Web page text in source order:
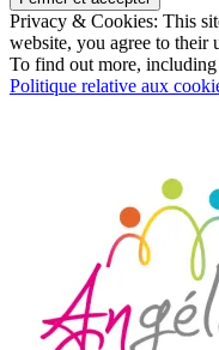
Privacy & Cookies: This
website, you agree to their
To find out more,
Politique relative aux